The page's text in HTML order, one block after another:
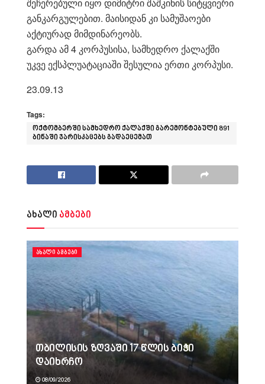
განკარგულებით. მაისიდან კი სამუშაოები
აქტიურად მიმდინარეობს.
გარდა ამ 4 კორპუსისა, სამხედრო ქალაქში
უკვე ექსპლუატაციაში შესულია ერთი კორპუსი.
23.09.13
Tags:
ოქტომბერში სამხედრო ქალაქში გარემონტებული 891
ბინაში ჯარისკაცებს გადაეცემათ
ახალი ამბები
ᲐᲮᲐᲚᲘ ᲐᲛᲑᲔᲑᲘ
თბილისის ზღვაში 17 წლის ბიჭი
დაიხრჩო
08/09/2026